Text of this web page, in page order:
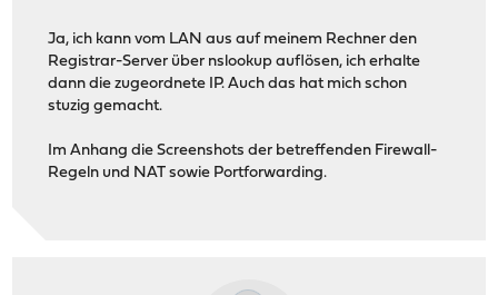
Ja, ich kann vom LAN aus auf meinem Rechner den
Registrar-Server über nslookup auflösen, ich erhalte
dann die zugeordnete IP. Auch das hat mich schon
stuzig gemacht.
Im Anhang die Screenshots der betreffenden Firewall-
Regeln und NAT sowie Portforwarding.